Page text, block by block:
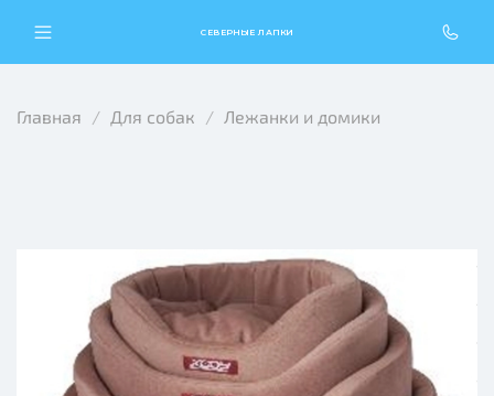
СЕВЕРНЫЕ ЛАПКИ
Главная Для собак Лежанки и домики